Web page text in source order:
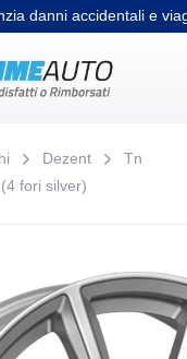
danni accidentali e
Dezent
Tn
fori silver)